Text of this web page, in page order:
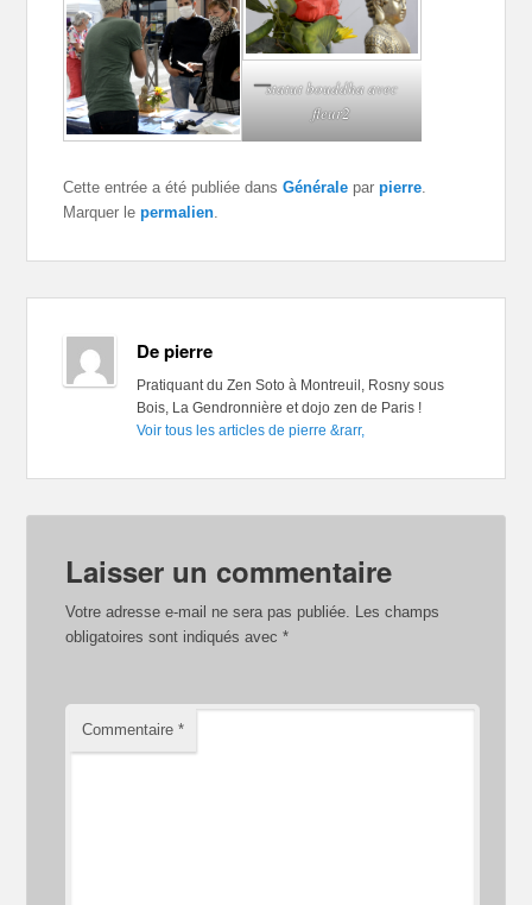
statut bouddha avec
fleur2
Cette entrée a été publiée dansGénérale parpierre.
Marquer lepermalien.
De pierre
Pratiquant du Zen Soto à Montreuil, Rosny sous
Bois, La Gendronnière et dojo zen de Paris !
Voir tous les articles de pierre &rarr,
Laisser un commentaire
Votre adresse e-mail ne sera pas publiée. Les champs
obligatoires sont indiqués avec*
Commentaire*